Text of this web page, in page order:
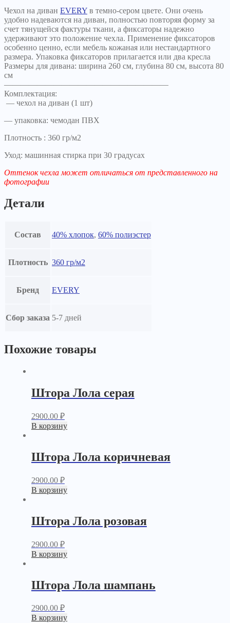
Чехол на диван EVERY в темно-сером цвете. Они очень
удобно надеваются на диван, полностью повторяя форму за
счет тянущейся фактуры ткани, а фиксаторы надежно
удерживают это положение чехла. Применение фиксаторов
особенно ценно, если мебель кожаная или нестандартного
размера. Упаковка фиксаторов прилагается или два кресла
Размеры для дивана: ширина 260 см, глубина 80 см, высота 80
см
————————————————————
Комплектация:
— чехол на диван (1 шт)
— упаковка: чемодан ПВХ
Плотность : 360 гр/м2
Уход: машинная стирка при 30 градусах
Оттенок чехла может отличаться от представленного на
фотографии
Детали
Состав 40% хлопок, 60% полиэстер
Плотность 360 гр/м2
Бренд EVERY
Сбор заказа 5-7 дней
Похожие товары
Штора Лола серая
2900.00 ₽
В корзину
Штора Лола коричневая
2900.00 ₽
В корзину
Штора Лола розовая
2900.00 ₽
В корзину
Штора Лола шампань
2900.00 ₽
В корзину